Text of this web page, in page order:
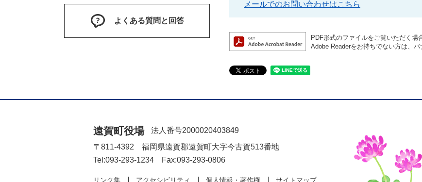
メールでのお問い合わせはこちら
PDF形式のファイルをご覧いただく場
Adobe Readerをお持ちでない方は、
よくある質問と回答
遠賀町役場
法人番号2000020403849
〒811-4392 福岡県遠賀郡遠賀町大字今古賀513番地
Tel:093-293-1234 Fax:093-293-0806
リンク集 アクセシビリティ 個人情報・著作権 サイトマップ